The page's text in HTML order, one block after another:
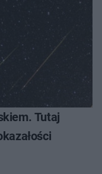
Tutaj